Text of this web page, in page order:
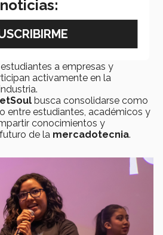
segunda edición, los
nuevas oportunidades
de
a empresas y
activamente en la
busca consolidarse como
entre estudiantes, académicos y
conocimientos y
de la mercadotecnia.
noticias: